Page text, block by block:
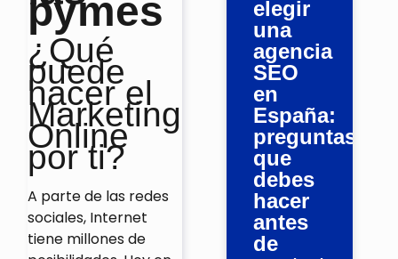
pymes
¿Qué
puede
hacer el
Marketing
Online
por ti?
A parte de las redes
sociales, Internet
tiene millones de
elegir
una
agencia
SEO
en
España:
preguntas
que
debes
hacer
antes
de